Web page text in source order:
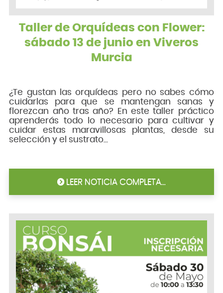
Taller de Orquídeas con Flower:
sábado 13 de junio en Viveros
Murcia
¿Te gustan las orquídeas pero no sabes cómo
cuidarlas para que se mantengan sanas y
florezcan año tras año? En este taller práctico
aprenderás todo lo necesario para cultivar y
cuidar estas maravillosas plantas, desde su
selección y el sustrato...
LEER NOTICIA COMPLETA...